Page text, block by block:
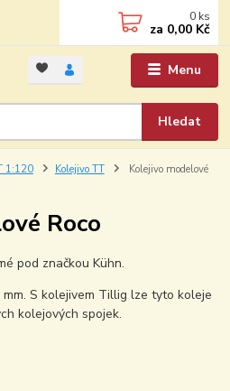
Menu
Hledat
0 ks
za 0,00 Kč
1:120 Kolejivo TT
Kolejivo modelové
Roco
pod značkou Kühn.
S kolejivem Tillig lze tyto koleje
kolejových spojek.